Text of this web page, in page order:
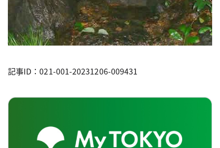
記事ID：021-001-20231206-009431